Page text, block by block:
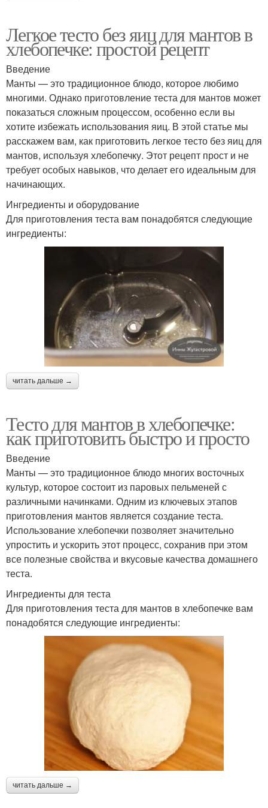
Легкое тесто без яиц для мантов в
хлебопечке: простой рецепт
Введение
Манты — это традиционное блюдо, которое любимо
многими. Однако приготовление теста для мантов может
показаться сложным процессом, особенно если вы
хотите избежать использования яиц. В этой статье мы
расскажем вам, как приготовить легкое тесто без яиц для
мантов, используя хлебопечку. Этот рецепт прост и не
требует особых навыков, что делает его идеальным для
начинающих.
Ингредиенты и оборудование
Для приготовления теста вам понадобятся следующие
ингредиенты:
читать дальше →
Тесто для мантов в хлебопечке:
как приготовить быстро и просто
Введение
Манты — это традиционное блюдо многих восточных
культур, которое состоит из паровых пельменей с
различными начинками. Одним из ключевых этапов
приготовления мантов является создание теста.
Использование хлебопечки позволяет значительно
упростить и ускорить этот процесс, сохранив при этом
все полезные свойства и вкусовые качества домашнего
теста.
Ингредиенты для теста
Для приготовления теста для мантов в хлебопечке вам
понадобятся следующие ингредиенты:
читать дальше →